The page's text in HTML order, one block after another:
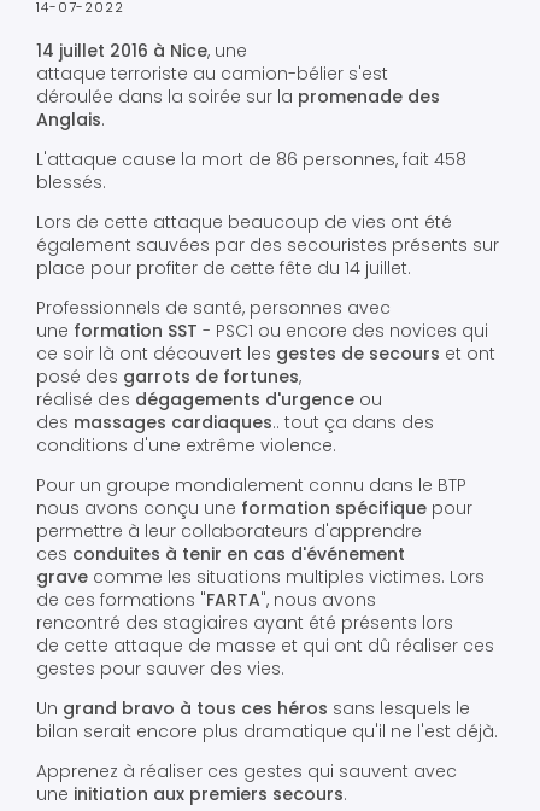
14-07-2022
14 juillet 2016 à Nice, une
attaque terroriste au camion-bélier s'est
déroulée dans la soirée sur la promenade des
Anglais.
L'attaque cause la mort de 86 personnes, fait 458
blessés.
Lors de cette attaque beaucoup de vies ont été
également sauvées par des secouristes présents sur
place pour profiter de cette fête du 14 juillet.
Professionnels de santé, personnes avec
une formation SST - PSC1 ou encore des novices qui
ce soir là ont découvert les gestes de secours et ont
posé des garrots de fortunes,
réalisé des dégagements d'urgence ou
des massages cardiaques.. tout ça dans des
conditions d'une extrême violence.
Pour un groupe mondialement connu dans le BTP
nous avons conçu une formation spécifique pour
permettre à leur collaborateurs d'apprendre
ces conduites à tenir en cas d'événement
grave comme les situations multiples victimes. Lors
de ces formations "FARTA", nous avons
rencontré des stagiaires ayant été présents lors
de cette attaque de masse et qui ont dû réaliser ces
gestes pour sauver des vies.
Un grand bravo à tous ces héros sans lesquels le
bilan serait encore plus dramatique qu'il ne l'est déjà.
Apprenez à réaliser ces gestes qui sauvent avec
une initiation aux premiers secours.